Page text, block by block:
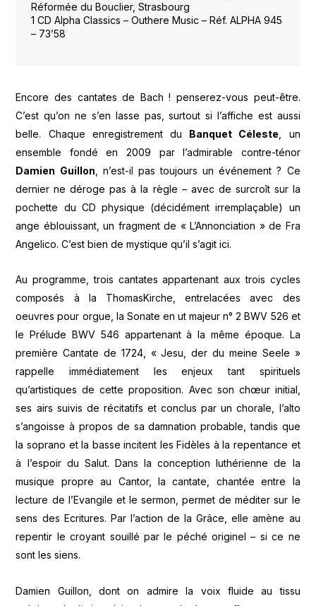
Réformée du Bouclier, Strasbourg
1 CD Alpha Classics – Outhere Music – Réf. ALPHA 945
– 73’58
Encore des cantates de Bach ! penserez-vous peut-être.
C’est qu’on ne s’en lasse pas, surtout si l’affiche est aussi
belle. Chaque enregistrement du Banquet Céleste , un
ensemble fondé en 2009 par l’admirable contre-ténor
Damien Guillon , n’est-il pas toujours un événement ? Ce
dernier ne déroge pas à la règle – avec de surcroît sur la
pochette du CD physique (décidément irremplaçable) un
ange éblouissant, un fragment de « L’Annonciation » de Fra
Angelico. C’est bien de mystique qu’il s’agit ici.
Au programme, trois cantates appartenant aux trois cycles
composés à la ThomasKirche, entrelacées avec des
oeuvres pour orgue, la Sonate en ut majeur n° 2 BWV 526 et
le Prélude BWV 546 appartenant à la même époque. La
première Cantate de 1724, « Jesu, der du meine Seele »
rappelle immédiatement les enjeux tant spirituels
qu’artistiques de cette proposition. Avec son chœur initial,
ses airs suivis de récitatifs et conclus par un chorale, l’alto
s’angoisse à propos de sa damnation probable, tandis que
la soprano et la basse incitent les Fidèles à la repentance et
à l’espoir du Salut. Dans la conception luthérienne de la
musique propre au Cantor, la cantate, chantée entre la
lecture de l’Evangile et le sermon, permet de méditer sur le
sens des Ecritures. Par l’action de la Grâce, elle amène au
repentir le croyant souillé par le péché originel – si ce ne
sont les siens.
Damien Guillon, dont on admire la voix fluide au tissu